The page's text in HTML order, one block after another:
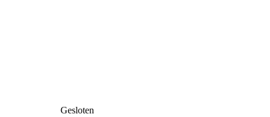
Gesloten